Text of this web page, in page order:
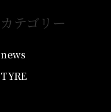
カテゴリー
news
TYRE